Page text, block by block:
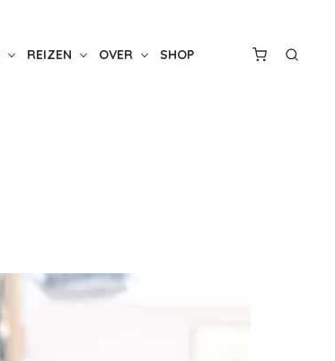
REIZEN OVER SHOP